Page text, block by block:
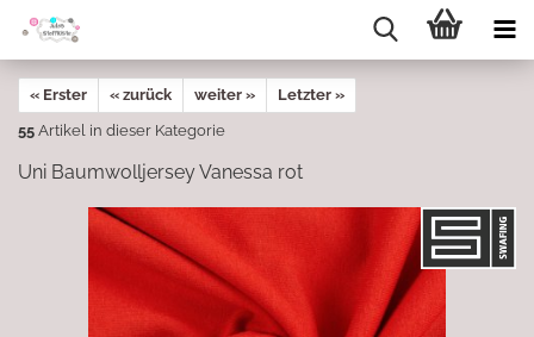
« Erster « zurück weiter »
Letzter »
55 Artikel in dieser Kategorie
Uni Baumwolljersey Vanessa rot